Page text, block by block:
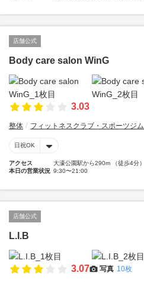
店舗公式
Body care salon WinG
3.03
整体 フィットネスクラブ・スポーツジム
日祝OK
アクセス
大濠公園駅から290m （徒歩4分）
本日の営業状況 9:30〜21:00
店舗公式
L.I.B
3.07 写真 10枚